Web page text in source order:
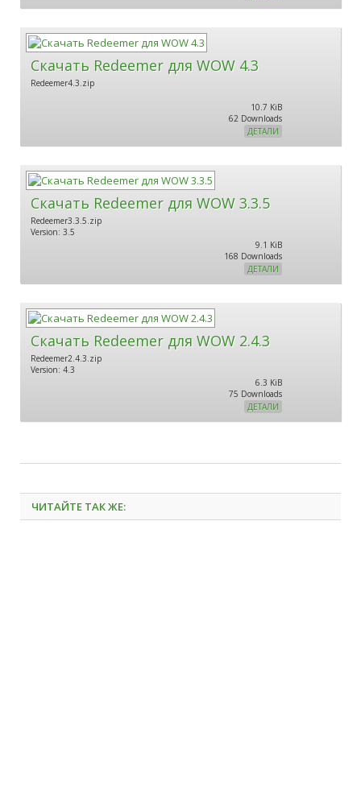
Скачать Redeemer для WOW 4.3
Redeemer4.3.zip
10.7 KiB
62 Downloads
ДЕТАЛИ
Скачать Redeemer для WOW 3.3.5
Redeemer3.3.5.zip
Version: 3.5
9.1 KiB
168 Downloads
ДЕТАЛИ
Скачать Redeemer для WOW 2.4.3
Redeemer2.4.3.zip
Version: 4.3
6.3 KiB
75 Downloads
ДЕТАЛИ
ЧИТАЙТЕ ТАК ЖЕ: